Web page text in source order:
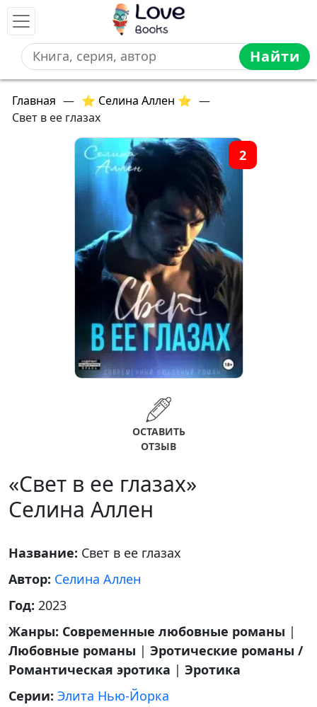
Найти
Главная — ⭐ Селина Аллен ⭐ —
Свет в ее глазах
2
ОСТАВИТЬ
ОТЗЫВ
«Свет в ее глазах»
Селина Аллен
Название: Свет в ее глазах
Автор: Селина Аллен
Год: 2023
Жанры: Современные любовные романы |
Любовные романы | Эротические романы /
Романтическая эротика | Эротика
Серии: Элита Нью-Йорка